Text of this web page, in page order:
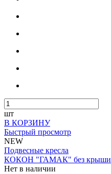
шт
В КОРЗИНУ
Быстрый просмотр
NEW
Подвесные кресла
КОКОН "ГАМАК" без крыши
Нет в наличии